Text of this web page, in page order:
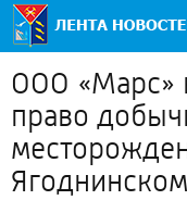
ООО «Марс»
право